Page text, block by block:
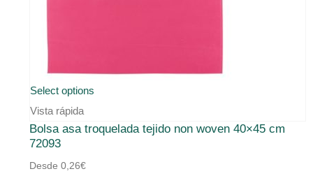
Select options
tiene
Vista rápida
Bolsa asa troquelada tejido non woven 40×45 cm
72093
Desde 0,26€